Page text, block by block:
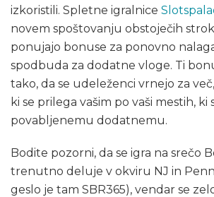
izkoristili. Spletne igralnice
novem spoštovanju obstoječih
ponujajo bonuse za ponovno
spodbuda za dodatne vloge. Ti
tako, da se udeleženci vrnejo za
ki se prilega vašim po vaši mestih,
povabljenemu dodatnemu.
Bodite pozorni, da se igra na srečo
trenutno deluje v okviru NJ in
geslo je tam SBR365), vendar se